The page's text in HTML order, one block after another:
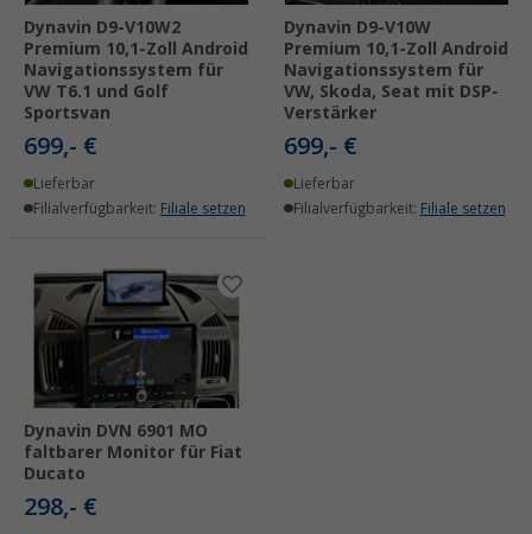
Dynavin D9-V10W2
Premium 10,1-Zoll Android
Navigationssystem für
VW T6.1 und Golf
Sportsvan
699,- €
Lieferbar
Filialverfügbarkeit: Filiale setzen
Dynavin D9-V10W
Premium 10,1-Zoll Android
Navigationssystem für
VW, Skoda, Seat mit DSP-
Verstärker
699,- €
Lieferbar
Filialverfügbarkeit: Filiale setzen
Dynavin DVN 6901 MO
faltbarer Monitor für Fiat
Ducato
298,- €